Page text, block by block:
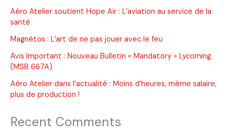
Aéro Atelier soutient Hope Air : L’aviation au service de la
santé
Magnétos : L’art de ne pas jouer avec le feu
Avis Important : Nouveau Bulletin « Mandatory » Lycoming
(MSB 667A)
Aéro Atelier dans l’actualité : Moins d’heures, même salaire,
plus de production !
Recent Comments